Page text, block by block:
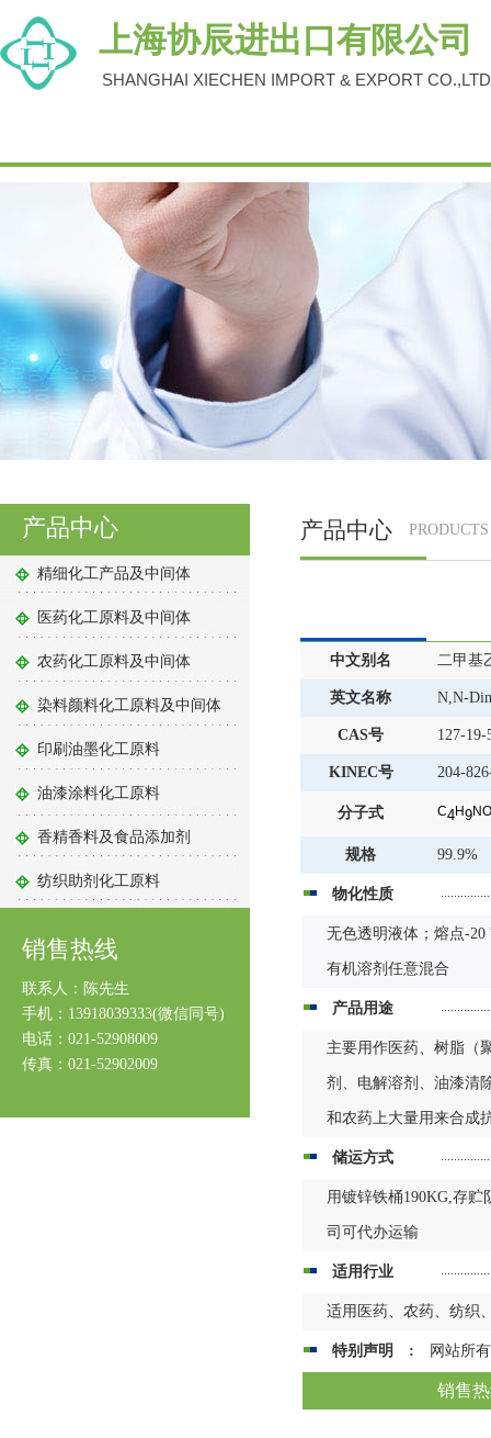
上海协辰进出口有限公司
SHANGHAI XIECHEN IMPORT & EXPORT
产品中心
精细化工产品及中间体
医药化工原料及中间体
农药化工原料及中间体
染料颜料化工原料及中间体
印刷油墨化工原料
油漆涂料化工原料
香精香料及食品添加剂
纺织助剂化工原料
销售热线
联系人：陈先生
手机：13918039333(微信同号)
电话：021-52908009
传真：021-52902009
产品中心 PRODUCTS
中文别名 二甲基
英文名称 N,N-
CAS号 127-19-
KINEC号 204-
分子式 C4H9NO
规格 99.9%
物化性质
无色透明液体；熔点-
有机溶剂任意混合
产品用途
主要用作医药、树脂（
剂、电解溶剂、油漆清
和农药上大量用来合成
储运方式
用镀锌铁桶190KG,存
司可代办运输
适用行业
适用医药、农药、纺织
特别声明 : 网站所
销售